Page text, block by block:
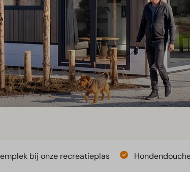
bij onze recreatieplas